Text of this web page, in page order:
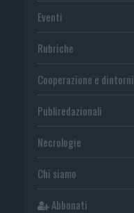
Eventi
Rubriche
Cooperazione e dintorni
Publiredazionali
Necrologie
Chi siamo
Abbonati